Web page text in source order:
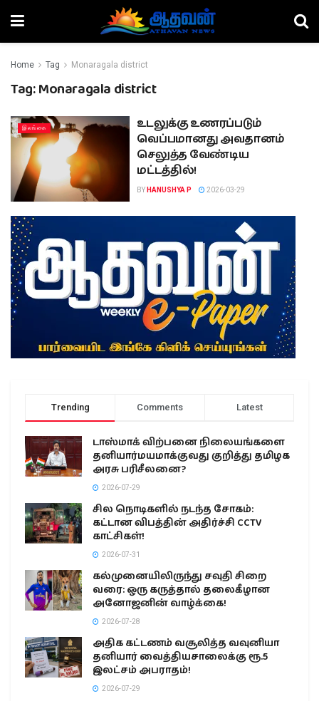
Home Tag Monaragala district
Tag:Monaragala district
இலங்கை
உடலுக்கு உணரப்படும்
வெப்பமானது அவதானம்
செலுத்த வேண்டிய
மட்டத்தில்!
BY HANUSHYA P 2026-03-29
Trending Comments Latest
டாஸ்மாக் விற்பனை நிலையங்களை
தனியார்மயமாக்குவது குறித்து தமிழக
அரசு பரிசீலனை?
2026-07-29
சில நொடிகளில் நடந்த சோகம்:
கட்டான விபத்தின் அதிர்ச்சி CCTV
காட்சிகள்!
2026-07-31
கல்முனையிலிருந்து சவுதி சிறை
வரை: ஒரு கருத்தால் தலைகீழான
அனோஜனின் வாழ்க்கை!
2026-07-28
அதிக கட்டணம் வசூலித்த வவுனியா
தனியார் வைத்தியசாலைக்கு ரூ.5
இலட்சம் அபராதம்!
2026-07-29